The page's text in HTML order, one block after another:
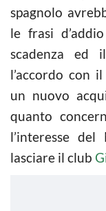
spagnolo
le frasi
scadenza ed
l’accordo con
un nuovo
quanto
l’interesse
lasciare il club